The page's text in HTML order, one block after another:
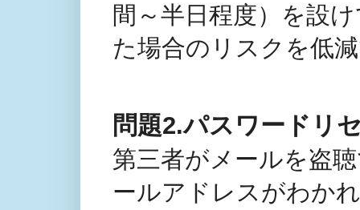
間～半日程度）を設
た場合のリスクを低
問題2.パスワードリ
第三者がメールを盗
ールアドレスがわか